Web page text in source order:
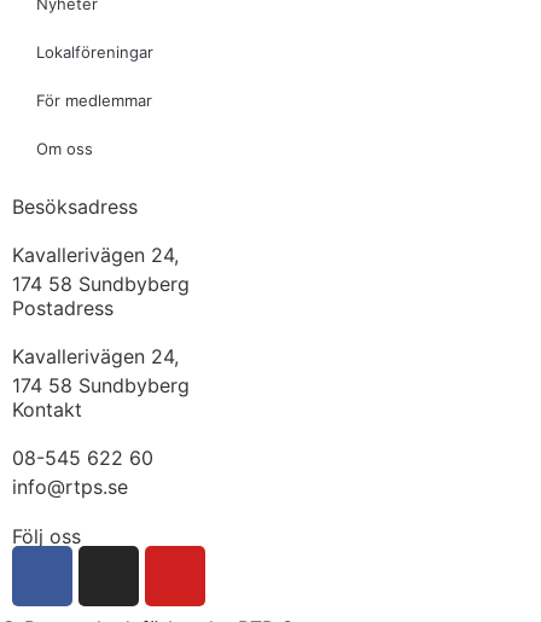
Nyheter
Lokalföreningar
För medlemmar
Om oss
Besöksadress
Kavallerivägen 24,
174 58 Sundbyberg
Postadress
Kavallerivägen 24,
174 58 Sundbyberg
Kontakt
08-545 622 60
info@rtps.se
Följ oss